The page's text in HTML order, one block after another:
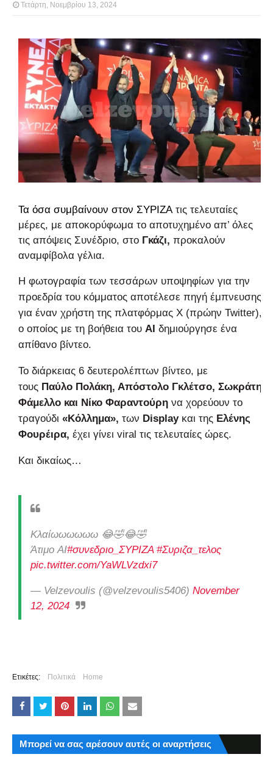
Τετάρτη, Νοεμβρίου 13, 2024
Τα όσα συμβαίνουν στον ΣΥΡΙΖΑ τις τελευταίες
μέρες, με αποκορύφωμα το αποτυχημένο απ’ όλες
τις απόψεις Συνέδριο, στο Γκάζι, προκαλούν
αναμφίβολα γέλια.
Η φωτογραφία των τεσσάρων υποψηφίων για την
προεδρία του κόμματος αποτέλεσε πηγή έμπνευσης
για έναν χρήστη της πλατφόρμας Χ (πρώην Twitter),
ο οποίος με τη βοήθεια του ΑΙ δημιούργησε ένα
απίθανο βίντεο.
Το διάρκειας 6 δευτερολέπτων βίντεο, με
τους Παύλο Πολάκη, Απόστολο Γκλέτσο, Σωκράτη
Φάμελλο και Νίκο Φαραντούρη να χορεύουν το
τραγούδι «Κόλλημα», των Displayκαι της Ελένης
Φουρέιρα, έχει γίνει viral τις τελευταίες ώρες.
Και δικαίως…
Κλαίωωωωωω 😂🤣😂🤣
Άτιμο AI#συνεδριο_ΣΥΡΙΖΑ #Συριζα_τελος
pic.twitter.com/YaWLVzdxi7
— Velzevoulis (@velzevoulis5406) November
12, 2024
Ετικέτες: Πολιτικά Home
Μπορεί να σας αρέσουν αυτές οι αναρτήσεις